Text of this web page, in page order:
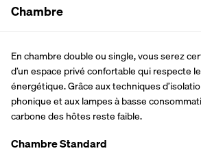
Chambre
En chambre double ou single, vous serez
d’un espace privé confortable qui respecte
énergétique. Grâce aux techniques
phonique et aux lampes à basse
carbone des hôtes reste faible.
Chambre Standard